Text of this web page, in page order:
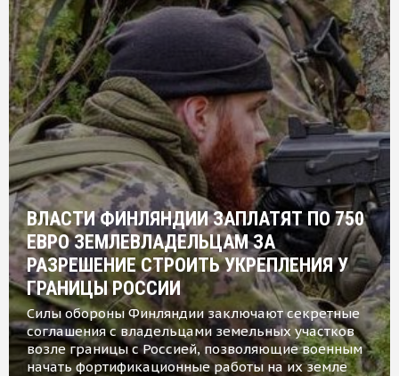
ВЛАСТИ ФИНЛЯНДИИ ЗАПЛАТЯТ ПО 750
ЕВРО ЗЕМЛЕВЛАДЕЛЬЦАМ ЗА
РАЗРЕШЕНИЕ СТРОИТЬ УКРЕПЛЕНИЯ У
ГРАНИЦЫ РОССИИ
Силы обороны Финляндии заключают секретные
соглашения с владельцами земельных участков
возле границы с Россией, позволяющие военным
начать фортификационные работы на их земле